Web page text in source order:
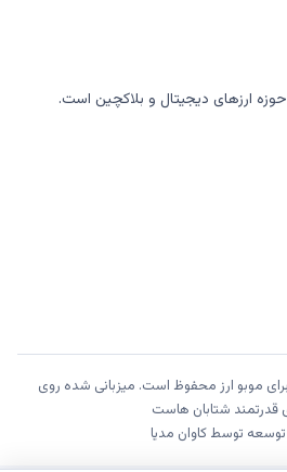
ارزهای دیجیتال و بلاکچین است.
حقوق برای موبو ارز محفوظ است. میزبانی شده روی
قدرتمند شتابان هاست
توسعه توسطکاوان مدیا